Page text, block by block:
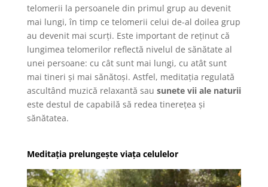
telomerii la persoanele din primul grup au devenit
mai lungi, în timp ce telomerii celui de-al doilea grup
au devenit mai scurți. Este important de reținut că
lungimea telomerilor reflectă nivelul de sănătate al
unei persoane: cu cât sunt mai lungi, cu atât sunt
mai tineri și mai sănătoși. Astfel, meditația regulată
ascultând muzică relaxantă sau sunete vii ale naturii
este destul de capabilă să redea tinerețea și
sănătatea.
Meditația prelungește viața celulelor